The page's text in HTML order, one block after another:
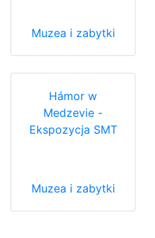
Muzea i zabytki
Hámor w
Medzevie -
Ekspozycja SMT
Muzea i zabytki